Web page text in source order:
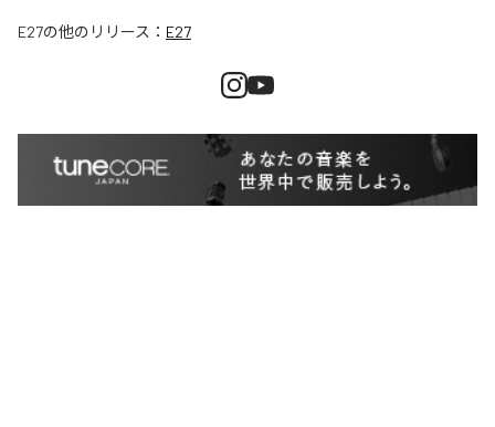
E27の他のリリース： E27